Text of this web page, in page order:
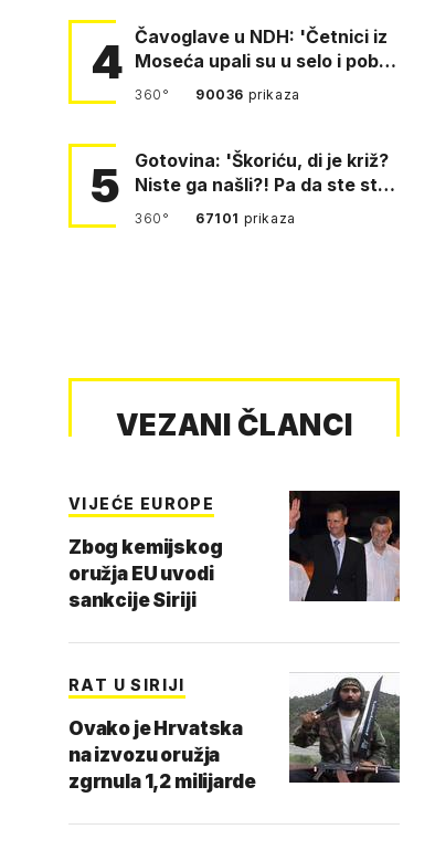
4 Čavoglave u NDH: 'Četnici iz
Moseća upali su u selo i pobili
obitelj Perković'
360° 90036 prikaza
5
Gotovina: 'Škoriću, di je križ?
Niste ga našli?! Pa da ste stali
i pitali fratr…
360° 67101 prikaza
VEZANI ČLANCI
VIJEĆE EUROPE
Zbog kemijskog
oružja EU uvodi
sankcije Siriji
RAT U SIRIJI
Ovako je Hrvatska
na izvozu oružja
zgrnula 1,2 milijarde